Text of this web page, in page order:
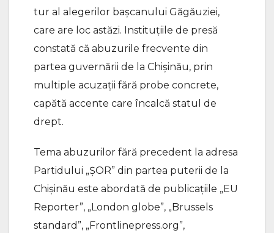
tur al alegerilor bașcanului Găgăuziei,
care are loc astăzi. Instituțiile de presă
constată că abuzurile frecvente din
partea guvernării de la Chișinău, prin
multiple acuzații fără probe concrete,
capătă accente care încalcă statul de
drept.
Tema abuzurilor fără precedent la adresa
Partidului „ȘOR” din partea puterii de la
Chișinău este abordată de publicațiile „EU
Reporter”, „London globe”, „Brussels
standard”, „Frontlinepress.org”,